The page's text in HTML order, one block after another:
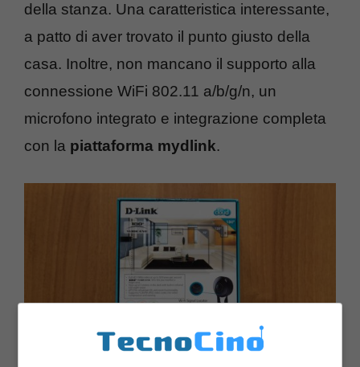
della stanza. Una caratteristica interessante,
a patto di aver trovato il punto giusto della
casa. Inoltre, non mancano il supporto alla
connessione WiFi 802.11 a/b/g/n, un
microfono integrato e integrazione completa
con la piattaforma mydlink.